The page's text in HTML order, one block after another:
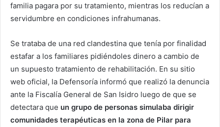
familia pagara por su tratamiento, mientras los reducían a
servidumbre en condiciones infrahumanas.
Se trataba de una red clandestina que tenía por finalidad
estafar a los familiares pidiéndoles dinero a cambio de
un supuesto tratamiento de rehabilitación. En su sitio
web oficial, la Defensoría informó que realizó la denuncia
ante la Fiscalía General de San Isidro luego de que se
detectara que un grupo de personas simulaba dirigir
comunidades terapéuticas en la zona de Pilar para